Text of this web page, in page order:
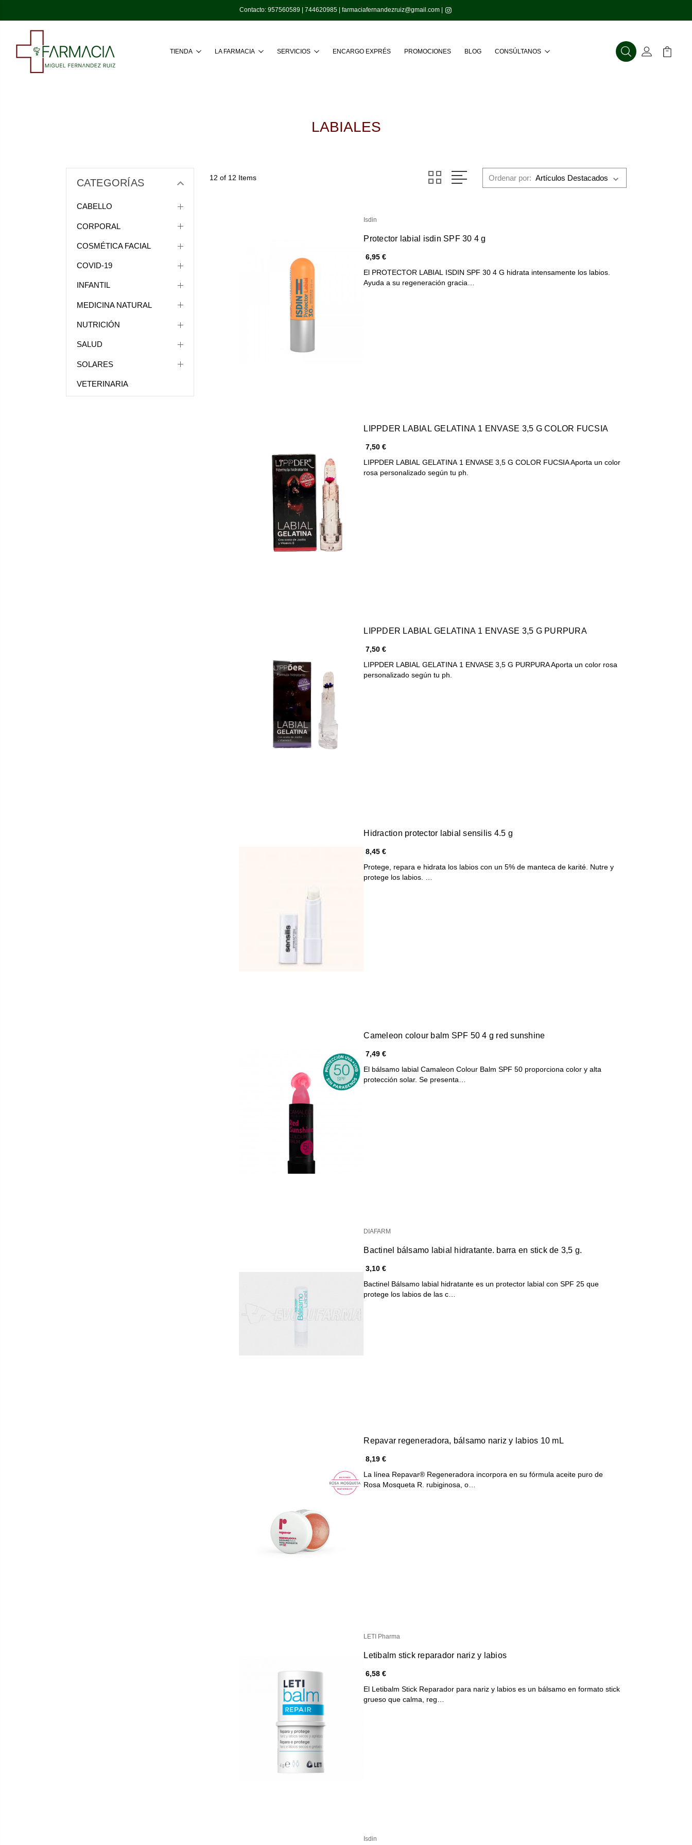
Contacto: 957560589 744620985 farmaciafernandezruiz@gmail.com
TIENDA LA FARMACIA SERVICIOS ENCARGO EXPRÉS PROMOCIONES BLOG CONSÚLTANOS
Buscar
BuscarMi Cuenta
Mi
LABIALES
CATEGORÍAS
CABELLO
CORPORAL
COSMÉTICA FACIAL
COVID-19
INFANTIL
MEDICINA NATURAL
NUTRICIÓN
SALUD
SOLARES
VETERINARIA
12 of 12 Items Ordenar por:
Isdin
Protector labial isdin SPF 30 4 g
6,95 €
El PROTECTOR LABIAL ISDIN SPF 30 4 G hidrata intensamente los labios.
Ayuda a su regeneración gracia…
LIPPDER LABIAL GELATINA 1 ENVASE 3,5 G COLOR FUCSIA
7,50 €
LIPPDER LABIAL GELATINA 1 ENVASE 3,5 G COLOR FUCSIA Aporta un color
rosa personalizado según tu ph.
LIPPDER LABIAL GELATINA 1 ENVASE 3,5 G PURPURA
7,50 €
LIPPDER LABIAL GELATINA 1 ENVASE 3,5 G PURPURA Aporta un color rosa
personalizado según tu ph.
Hidraction protector labial sensilis 4.5 g
8,45 €
Protege, repara e hidrata los labios con un 5% de manteca de karité. Nutre y
protege los labios. …
Cameleon colour balm SPF 50 4 g red sunshine
7,49 €
El bálsamo labial Camaleon Colour Balm SPF 50 proporciona color y alta
protección solar. Se presenta…
DIAFARM
Bactinel bálsamo labial hidratante. barra en stick de 3,5 g.
3,10 €
Bactinel Bálsamo labial hidratante es un protector labial con SPF 25 que
protege los labios de las c…
Repavar regeneradora, bálsamo nariz y labios 10 mL
8,19 €
La línea Repavar® Regeneradora incorpora en su fórmula aceite puro de
Rosa Mosqueta R. rubiginosa, o…
LETI Pharma
Letibalm stick reparador nariz y labios
6,58 €
El Letibalm Stick Reparador para nariz y labios es un bálsamo en formato stick
grueso que calma, reg…
Isdin